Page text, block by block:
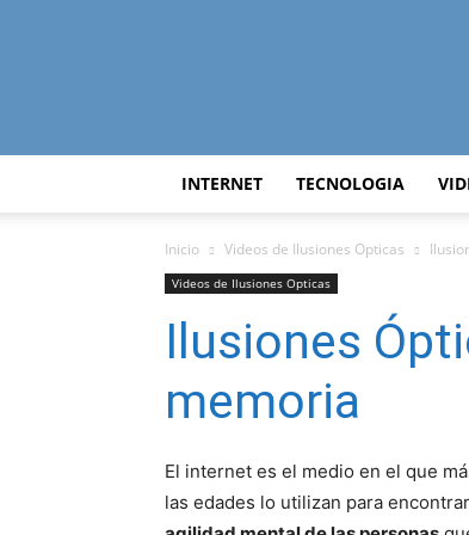
INTERNET TECNOLOGIA
Inicio Videos de Ilusiones Opticas
Videos de Ilusiones Opticas
Ilusiones
memoria
El internet es el medio en el que
las edades lo utilizan para